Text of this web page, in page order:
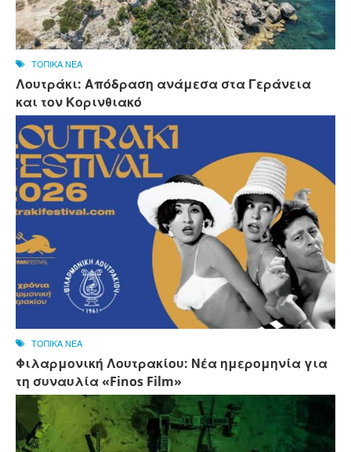
ΤΟΠΙΚΑ ΝΕΑ
Λουτράκι: Απόδραση ανάμεσα στα Γεράνεια
και τον Κορινθιακό
ΤΟΠΙΚΑ ΝΕΑ
Φιλαρμονική Λουτρακίου: Νέα ημερομηνία για
τη συναυλία «Finos Film»